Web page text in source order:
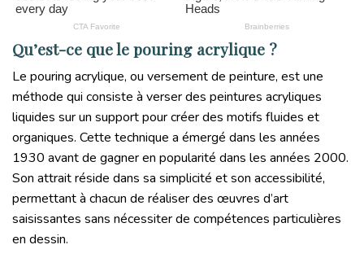
Qu’est-ce que le pouring acrylique ?
Le pouring acrylique, ou versement de peinture, est une
méthode qui consiste à verser des peintures acryliques
liquides sur un support pour créer des motifs fluides et
organiques. Cette technique a émergé dans les années
1930 avant de gagner en popularité dans les années 2000.
Son attrait réside dans sa simplicité et son accessibilité,
permettant à chacun de réaliser des œuvres d’art
saisissantes sans nécessiter de compétences particulières
en dessin.